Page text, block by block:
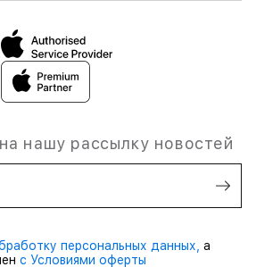
нашу рассылку новостей
персональных данных, а
с Условиями оферты